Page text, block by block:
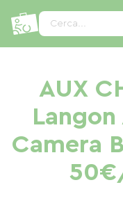
Cerca...
AUX
Camera
Pannello di